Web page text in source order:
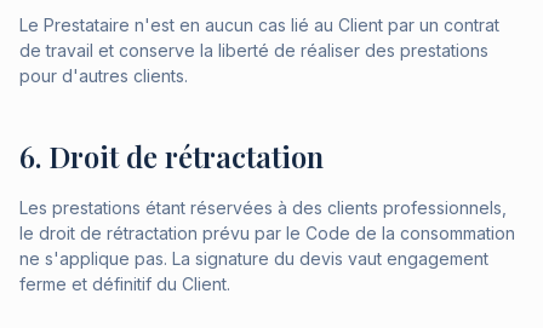
Le Prestataire n'est en aucun cas lié au Client par un contrat
de travail et conserve la liberté de réaliser des prestations
pour d'autres clients.
6. Droit de rétractation
Les prestations étant réservées à des clients professionnels,
le droit de rétractation prévu par le Code de la consommation
ne s'applique pas. La signature du devis vaut engagement
ferme et définitif du Client.